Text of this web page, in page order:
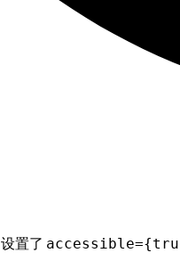
设置了